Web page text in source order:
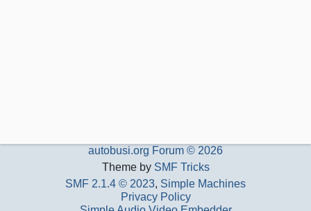
autobusi.org Forum © 2026
Theme by SMF Tricks
SMF 2.1.4 © 2023, Simple Machines
Privacy Policy